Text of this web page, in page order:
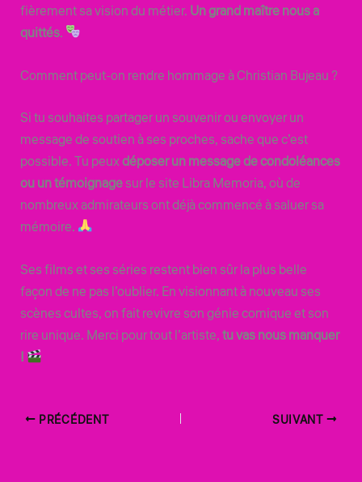
fièrement sa vision du métier. Un grand maître nous a
quittés.
Comment peut-on rendre hommage à Christian Bujeau ?
Si tu souhaites partager un souvenir ou envoyer un
message de soutien à ses proches, sache que c’est
possible. Tu peuxdéposer un message de condoléances
ou un témoignagesur le site Libra Memoria, où de
nombreux admirateurs ont déjà commencé à saluer sa
mémoire.
Ses films et ses séries restent bien sûr la plus belle
façon de ne pas l’oublier. En visionnant à nouveau ses
scènes cultes, on fait revivre son génie comique et son
rire unique. Merci pour tout l’artiste,tu vas nous manquer
!
PRÉCÉDENT SUIVANT